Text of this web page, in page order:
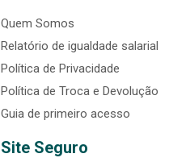
Quem Somos
Relatório de igualdade salarial
Política de Privacidade
Política de Troca e Devolução
Guia de primeiro acesso
Site Seguro